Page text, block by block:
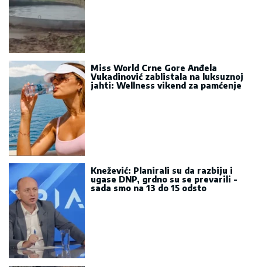
Miss World Crne Gore Anđela
Vukadinović zablistala na luksuznoj
jahti: Wellness vikend za pamćenje
Knežević: Planirali su da razbiju i
ugase DNP, grdno su se prevarili -
sada smo na 13 do 15 odsto